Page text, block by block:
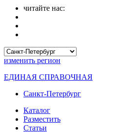
читайте нас:
изменить регион
ЕДИНАЯ СПРАВОЧНАЯ
Санкт-Петербург
Каталог
Разместить
Статьи